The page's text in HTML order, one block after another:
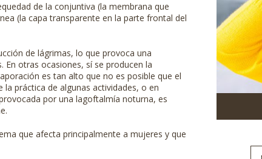
de la conjuntiva (la membrana que
(la capa transparente en la parte frontal del
de lágrimas, lo que provoca una
En otras ocasiones, sí se producen la
es tan alto que no es posible que el
práctica de algunas actividades, o en
por una lagoftalmía noturna, es
que afecta principalmente a mujeres y que